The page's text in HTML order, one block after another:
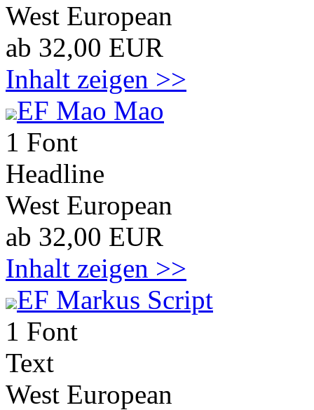
West European
ab 32,00 EUR
Inhalt zeigen >>
EF Mao Mao
1 Font
Headline
West European
ab 32,00 EUR
Inhalt zeigen >>
EF Markus Script
1 Font
Text
West European